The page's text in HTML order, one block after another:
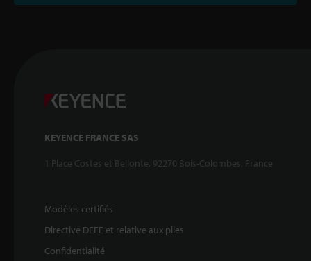
KEYENCE FRANCE SAS
1 Place Costes et Bellonte, 92270 Bois-Colombes, France
Modèles certifiés
Directive DEEE et relative aux piles
Confidentialité